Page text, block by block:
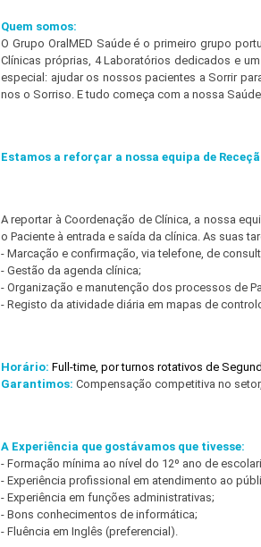
Quem somos:
O Grupo OralMED Saúde é o primeiro grupo
Clínicas próprias, 4 Laboratórios dedicados e
especial: ajudar os nossos pacientes a Sorrir
nos o Sorriso. E tudo começa com a nossa
Estamos a reforçar a nossa equipa de
A reportar à Coordenação de Clínica, a nossa
o Paciente à entrada e saída da clínica. As suas
- Marcação e confirmação, via telefone, de
- Gestão da agenda clínica;
- Organização e manutenção dos processos de
- Registo da atividade diária em mapas de
Horário: Full-time, por turnos rotativos de
Garantimos: Compensação competitiva no
A Experiência que gostávamos que tivesse:
- Formação mínima ao nível do 12º ano de
- Experiência profissional em atendimento ao
- Experiência em funções administrativas;
- Bons conhecimentos de informática;
- Fluência em Inglês (preferencial).